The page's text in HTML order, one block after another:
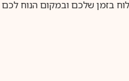
בזמן שלכם ובמקום הנוח לכם